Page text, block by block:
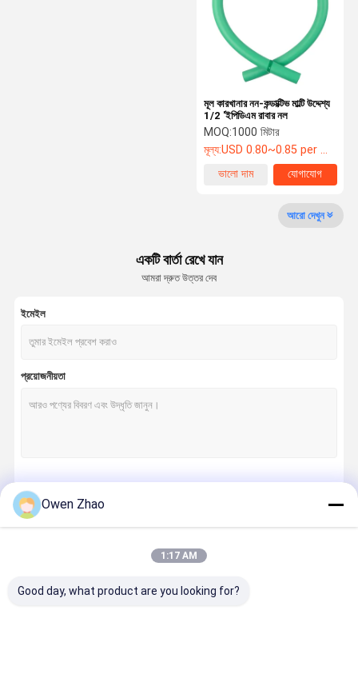
মূল কারখানার নন-কন্ডাক্টিভ মাল্টি উদ্দেশ্য
1/2 'ইপিডিএম রাবার নল
MOQ:1000 মিটার
মূল্য:USD 0.80~0.85 per meter
ভালো দাম
যোগাযোগ
আরো দেখুন
একটি বার্তা রেখে যান
আমরা দ্রুত উত্তর দেব
ইমেইল
প্রয়োজনীয়তা
Owen Zhao
1:17 AM
Good day, what product are you looking for?